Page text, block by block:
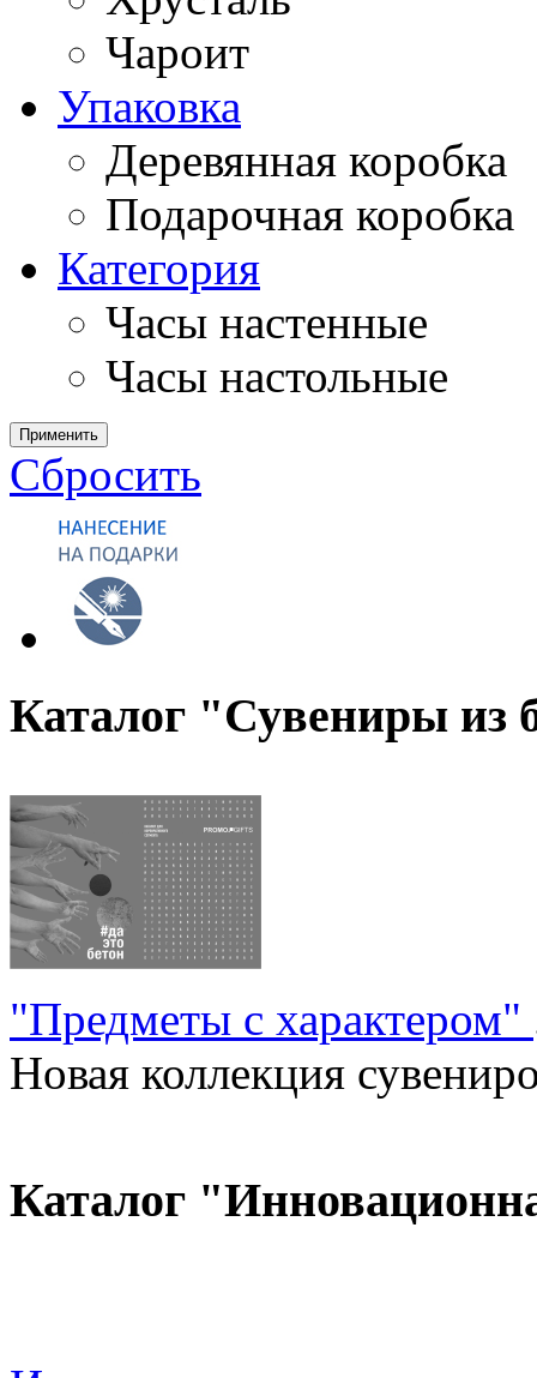
Чароит
Упаковка
Деревянная коробка
Подарочная коробка
Категория
Часы настенные
Часы настольные
Применить
Сбросить
Каталог "Сувениры из
"Предметы с характером"
Новая коллекция
Каталог